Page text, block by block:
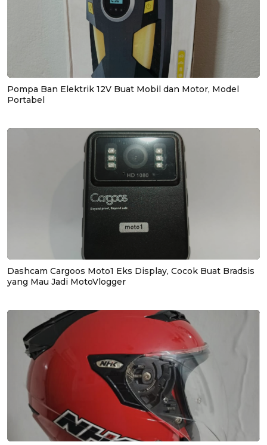
Pompa Ban Elektrik 12V Buat Mobil dan Motor, Model
Portabel
Dashcam Cargoos Moto1 Eks Display, Cocok Buat Bradsis
yang Mau Jadi MotoVlogger